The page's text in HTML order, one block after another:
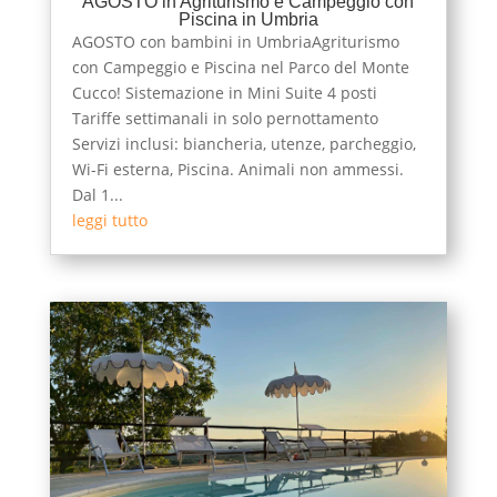
Piscina in Umbria
AGOSTO con bambini in UmbriaAgriturismo
con Campeggio e Piscina nel Parco del Monte
Cucco! Sistemazione in Mini Suite 4 posti
Tariffe settimanali in solo pernottamento
Servizi inclusi: biancheria, utenze, parcheggio,
Wi-Fi esterna, Piscina. Animali non ammessi.
Dal 1...
leggi tutto